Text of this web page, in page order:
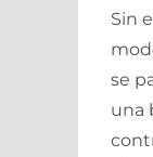
Sin
se
una